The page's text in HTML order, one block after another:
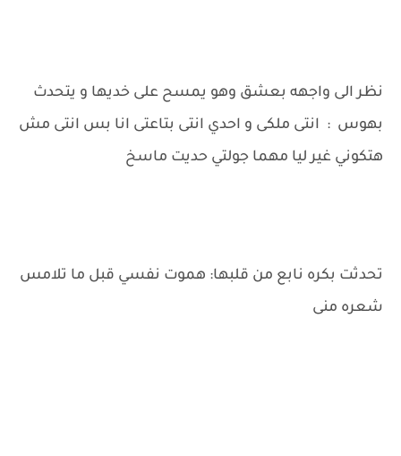
نظر الى واجهه بعشق وهو يمسح على خديها و يتحدث
بهوس : انتى ملكى و احدي انتى بتاعتى انا بس انتى مش
هتكوني غير ليا مهما جولتي حديت ماسخ
تحدثت بكره نابع من قلبها: هموت نفسي قبل ما تلامس
شعره منى